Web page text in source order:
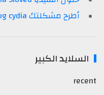
أطرح مشكلتك Fix Bug cydia
السلايد الكبير
recent